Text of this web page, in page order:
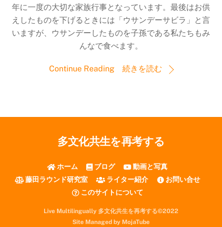
年に一度の大切な家族行事となっています。最後はお供
えしたものを下げるときには「ウサンデーサビラ」と言
いますが、ウサンデーしたものを子孫である私たちもみ
んなで食べます。
Continue Reading 続きを読む
多文化共生を再考する
ホーム ブログ
動画と写真
藤田ラウンド研究室
ライター紹介
お問い合せ
このサイトについて
Live Multilingually 多文化共生を再考する©2022
Site Managed by MojaTube